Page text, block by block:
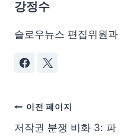
강정수
슬로우뉴스 편집위원과
이전 페이지
저작권 분쟁 비화 3: 파